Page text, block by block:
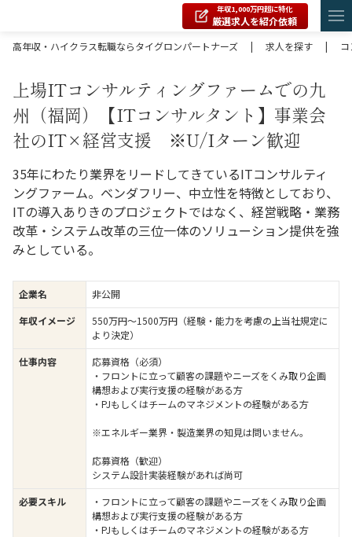
年収1,000万円超に特化
厳選求人を紹介依頼
高年収・ハイクラス転職ならタイグロンパートナーズ
| 求人を探す |
上場ITコンサルティングファームでの九
州（福岡）【ITコンサルタント】事業会
社のIT×経営支援 ※U/Iターン歓迎
35年にわたり業界をリードしてきているITコンサルティ
ングファーム。ベンダフリー、中立性を特徴としており、
ITの導入ありきのプロジェクトではなく、経営戦略・業務
改革・システム改革の三位一体のソリューション提供を強
みとしている。
企業名
非公開
年収イメージ
550万円〜1500万円（経験・能力を考慮の上当社規定に
より決定）
仕事内容
応募資格（必須）
・フロントに立って顧客の課題やニーズをくみ取り企画
構想および実行支援の経験がある方
・PJもしくはチームのマネジメントの経験がある方
※エネルギー業界・製造業界の知見は問いません。
応募資格（歓迎）
システム設計実装経験があれば尚可
必要スキル
・フロントに立って顧客の課題やニーズをくみ取り企画
構想および実行支援の経験がある方
・PJもしくはチームのマネジメントの経験がある方